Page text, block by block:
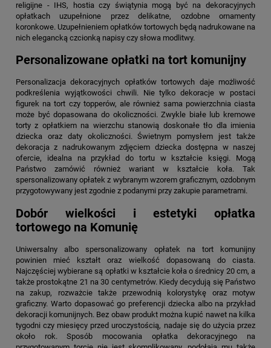
religijne - IHS, hostia czy świątynia mogą być na dekoracyjnych
opłatkach uzupełnione przez delikatne, ozdobne ornamenty
koronkowe. Uzupełnieniem opłatków tortowych będą nadrukowane na
nich elegancką czcionką napisy czy słowa modlitwy.
Personalizowane opłatki na tort komunijny
Personalizacja dekoracyjnych opłatków tortowych daje możliwość
podkreślenia wyjątkowości chwili. Nie tylko dekoracje w postaci
figurek na tort czy topperów, ale również sama powierzchnia ciasta
może być dopasowana do okoliczności. Zwykle białe lub kremowe
torty z opłatkiem na wierzchu stanowią doskonałe tło dla imienia
dziecka oraz daty okoliczności. Świetnym pomysłem jest także
dekoracja z nadrukowanym zdjęciem dziecka dostępna w naszej
ofercie, idealna na przykład do tortu w kształcie księgi. Mogą
Państwo zamówić również wariant w kształcie koła. Tak
spersonalizowany opłatek z wybranym wzorem graficznym, ozdobnym
przygotowywany jest zgodnie z podanymi przy zakupie parametrami.
Dobór wielkości i estetyki opłatka
tortowego na Komunię
Uniwersalny albo spersonalizowany opłatek na tort komunijny
powinien mieć kształt oraz wielkość dopasowaną do ciasta.
Najczęściej wybierane są opłatki w kształcie koła o średnicy 20 cm, a
także prostokątne 21 na 30 centymetrów. Kiedy decydują się Państwo
na zakup, rozważcie także przewodnią kolorystykę oraz motyw
graficzny. Warto dopasować go preferencji dziecka albo na przykład
dekoracji komunijnych. Bez obaw produkt można kupić nawet na kilka
tygodni czy miesięcy przed uroczystością, nadaje się do użycia przez
około rok. Sposób mocowania opłatka dekoracyjnego na